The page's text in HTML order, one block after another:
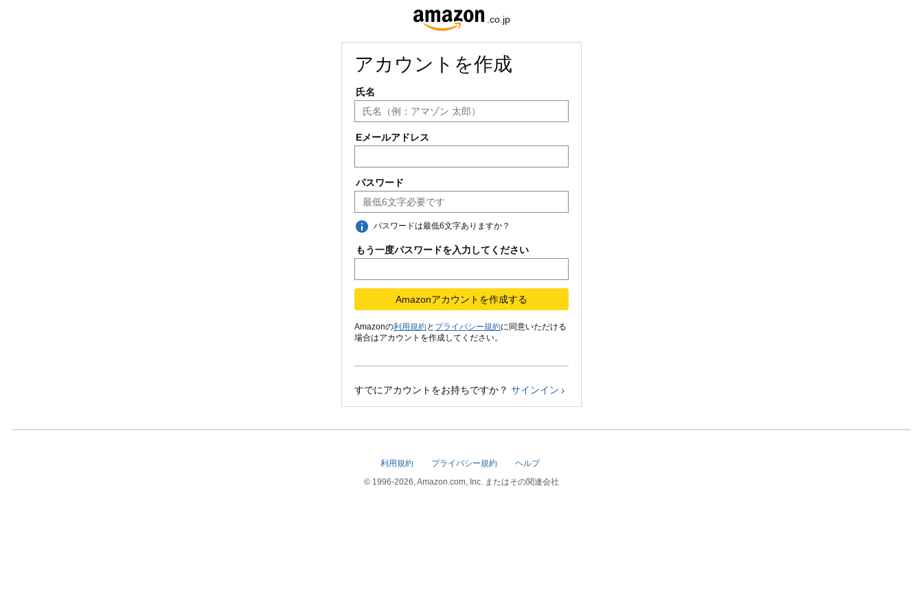
アカウントを作成
氏名
Eメールアドレス
パスワード
パスワードは最低6文字ありますか？
もう一度パスワードを入力してください
Amazonアカウントを作成する
Amazonの利用規約と プライバシー規約に同意いただける
場合はアカウントを作成してください。
すでにアカウントをお持ちですか？ サインイン
利用規約 プライバシー規約
ヘルプ
© 1996-2026, Amazon.com, Inc. またはその関連会社